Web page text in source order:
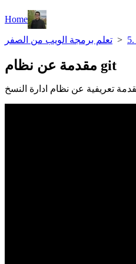
Home
تعلم برمجة الويب من الصفر >
مقدمة عن نظام git